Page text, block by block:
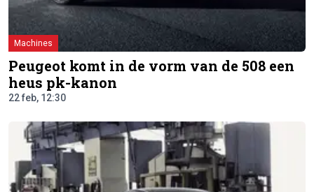
Machines
Peugeot komt in de vorm van de 508 een
heus pk-kanon
22 feb, 12:30